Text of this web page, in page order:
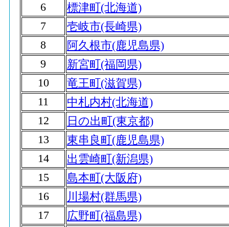
6
標津町(北海道)
7
壱岐市(長崎県)
8
阿久根市(鹿児島県)
9
新宮町(福岡県)
10
竜王町(滋賀県)
11
中札内村(北海道)
12
日の出町(東京都)
13
東串良町(鹿児島県)
14
出雲崎町(新潟県)
15
島本町(大阪府)
16
川場村(群馬県)
17
広野町(福島県)